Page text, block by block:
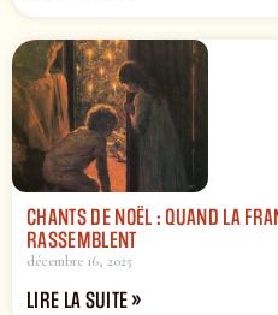
CHANTS DE NOËL : QUAND LA
RASSEMBLENT
décembre 16, 2025
LIRE LA SUITE »